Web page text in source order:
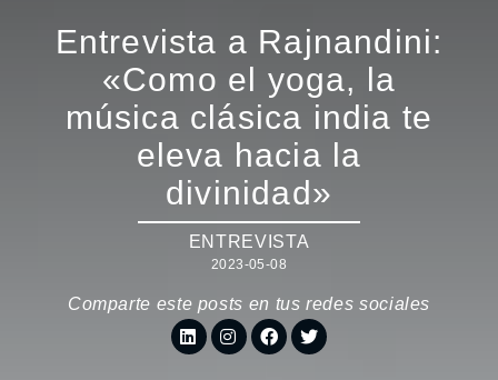
Entrevista a Rajnandini:
«Como el yoga, la
música clásica india te
eleva hacia la
divinidad»
ENTREVISTA
2023-05-08
Comparte este posts en tus redes sociales